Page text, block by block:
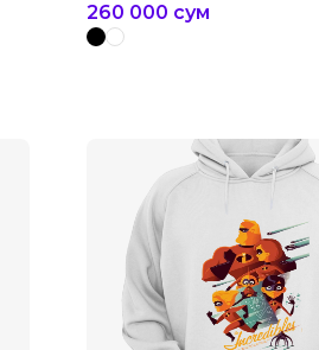
260 000 сум